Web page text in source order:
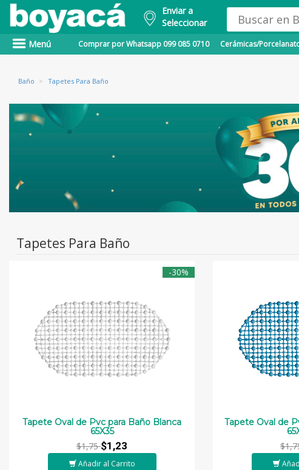
Enviar a
Seleccionar
Menú Comprar por Whatsapp 099 085 0710 Cerámicas/
Baño > Tapetes Para Baño
Tapetes Para Baño
-30%
Tapete Oval de Pvc para Baño Blanca
65X35
$1,75$1,23
Añadir al Carrito
Tapete Oval de